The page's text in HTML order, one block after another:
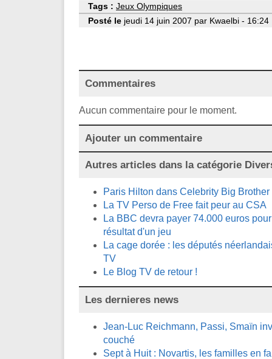
Tags : Jeux Olympiques
Posté le jeudi 14 juin 2007 par Kwaelbi - 16:24
Commentaires
Aucun commentaire pour le moment.
Ajouter un commentaire
Autres articles dans la catégorie
Paris Hilton dans Celebrity Big Brother
La TV Perso de Free fait peur au CSA
La BBC devra payer 74.000 euros
résultat d'un jeu
La cage dorée : les députés
TV
Le Blog TV de retour !
Les dernieres news
Jean-Luc Reichmann, Passi, Smaïn
couché
Sept à Huit : Novartis, les familles en